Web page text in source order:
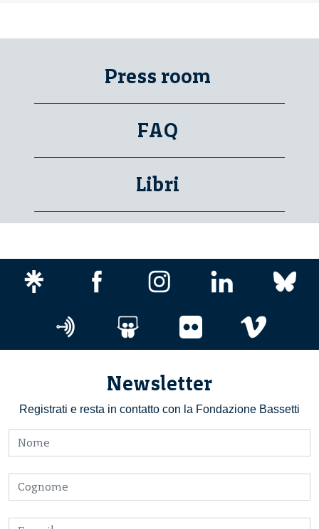
Press room
FAQ
Libri
Newsletter
Registrati e resta in contatto con la Fondazione Bassetti